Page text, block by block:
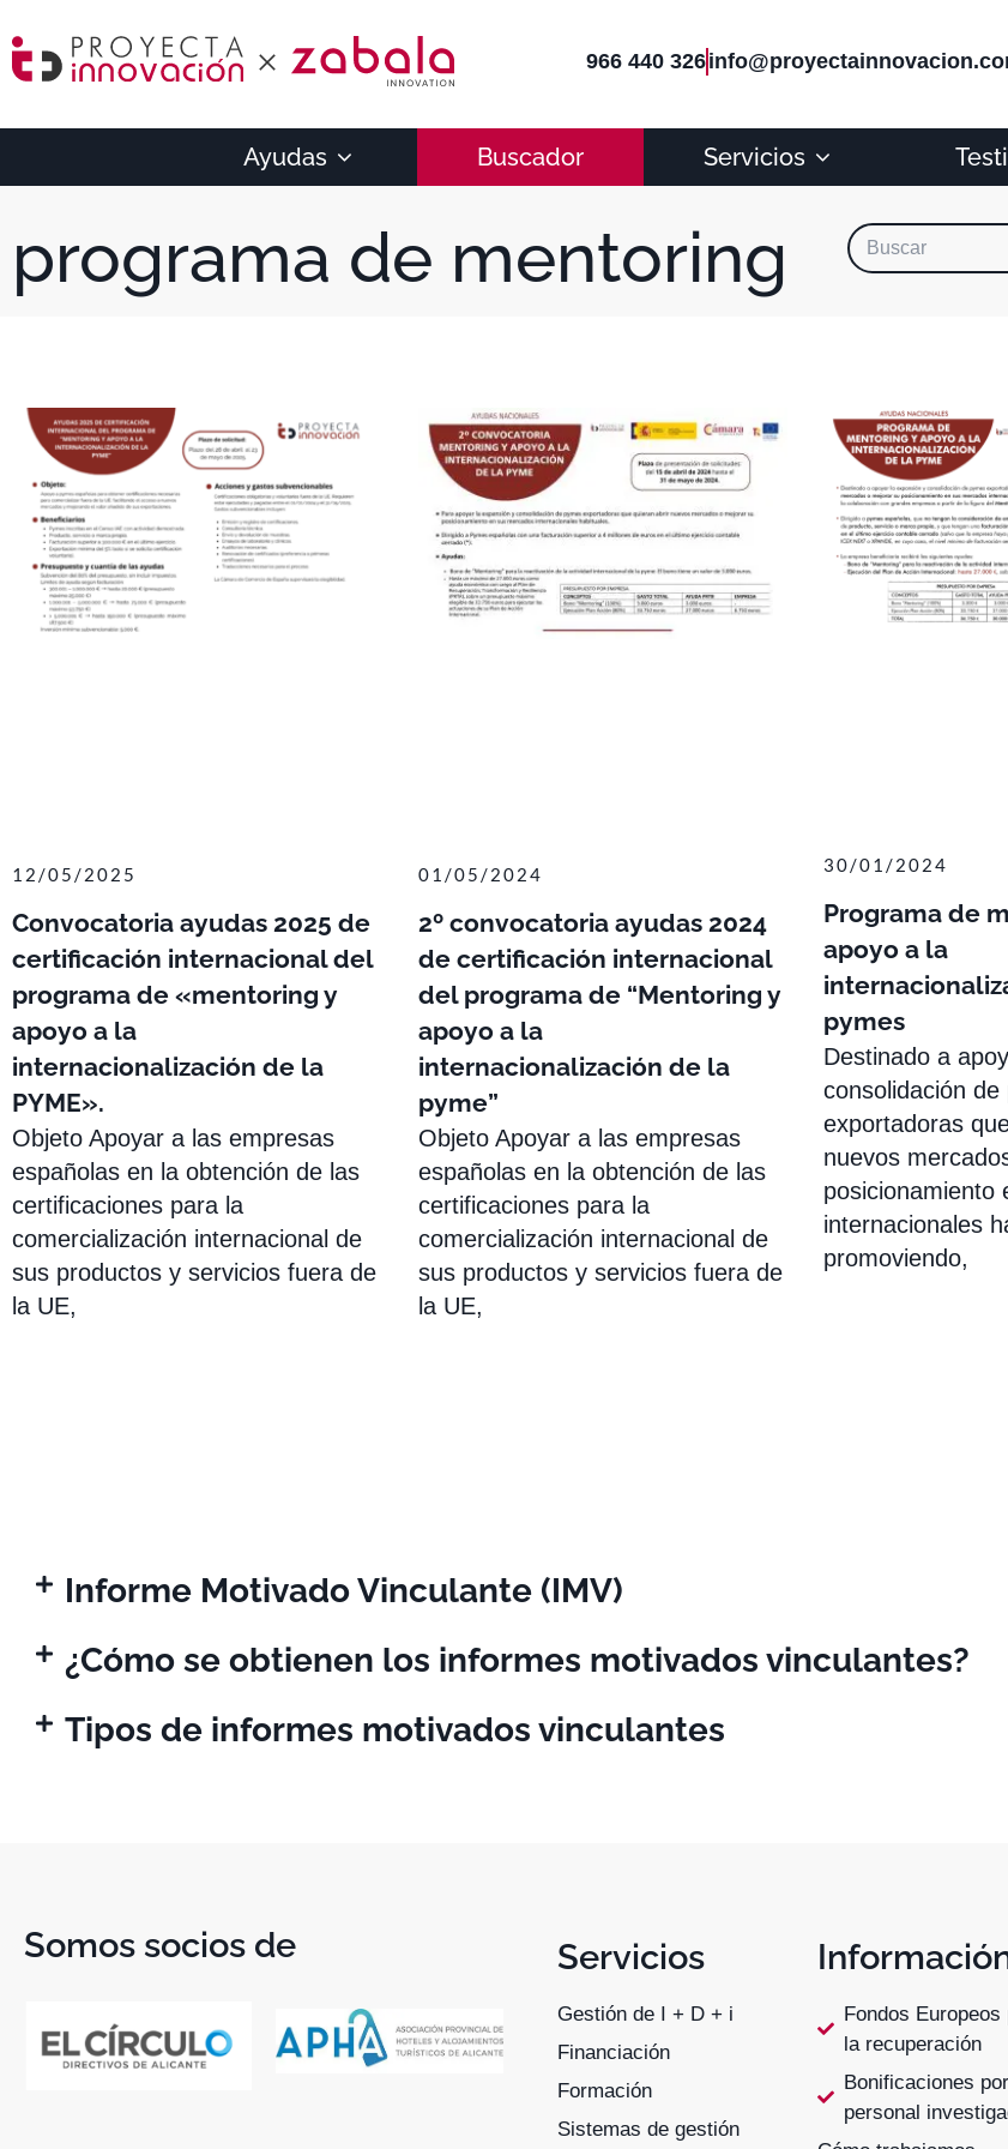
966 440 326
Ayudas Buscador Servicios
programa de mentoring
Convocatoria ayudas 2025 de
certificación internacional del
programa de «mentoring y
apoyo a la
internacionalización de la
PYME».
12/05/2025
Objeto Apoyar a las empresas
españolas en la obtención de las
certificaciones para la
comercialización internacional de
sus productos y servicios fuera de
la UE,
2º convocatoria ayudas 2024
de certificación internacional
del programa de “Mentoring y
apoyo a la
internacionalización de la
pyme”
01/05/2024
Objeto Apoyar a las empresas
españolas en la obtención de las
certificaciones para la
comercialización internacional de
sus productos y servicios fuera de
la UE,
Programa de
apoyo a la
pymes
30/01/2024
Destinado a
consolidación de
exportadoras
nuevos
posicionamiento
internacionales
promoviendo,
Informe Motivado Vinculante (IMV)
¿Cómo se obtienen los informes motivados vinculantes?
Tipos de informes motivados vinculantes
Somos socios de Servicios
Gestión de I + D + i
Financiación
Formación
Sistemas de gestión
Fondos Europeos
la recuperación
Bonificaciones por
personal